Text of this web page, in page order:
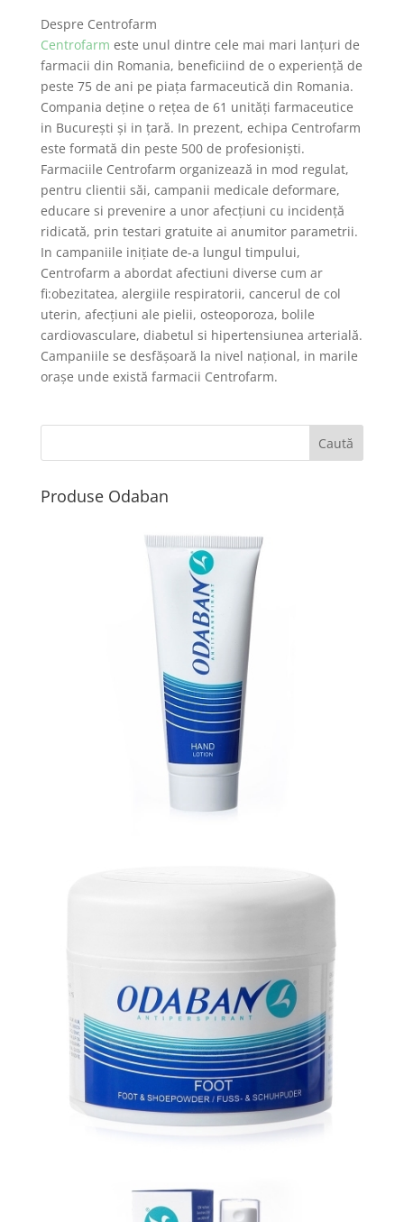
Despre Centrofarm
Centrofarm este unul dintre cele mai mari lanţuri de
farmacii din Romania, beneficiind de o experienţă de
peste 75 de ani pe piaţa farmaceutică din Romania.
Compania deţine o reţea de 61 unităţi farmaceutice
in Bucureşti şi in ţară. In prezent, echipa Centrofarm
este formată din peste 500 de profesionişti.
Farmaciile Centrofarm organizează in mod regulat,
pentru clientii săi, campanii medicale deformare,
educare si prevenire a unor afecţiuni cu incidenţă
ridicată, prin testari gratuite ai anumitor parametrii.
In campaniile iniţiate de-a lungul timpului,
Centrofarm a abordat afectiuni diverse cum ar
fi:obezitatea, alergiile respiratorii, cancerul de col
uterin, afecţiuni ale pielii, osteoporoza, bolile
cardiovasculare, diabetul si hipertensiunea arterială.
Campaniile se desfăşoară la nivel naţional, in marile
oraşe unde există farmacii Centrofarm.
Produse Odaban